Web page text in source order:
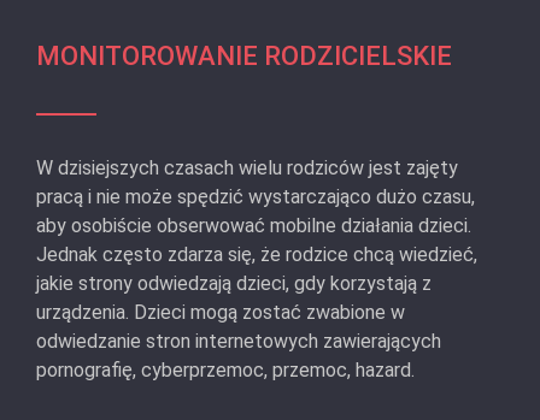
MONITOROWANIE RODZICIELSKIE
W dzisiejszych czasach wielu rodziców jest zajęty
pracą i nie może spędzić wystarczająco dużo czasu,
aby osobiście obserwować mobilne działania dzieci.
Jednak często zdarza się, że rodzice chcą wiedzieć,
jakie strony odwiedzają dzieci, gdy korzystają z
urządzenia. Dzieci mogą zostać zwabione w
odwiedzanie stron internetowych zawierających
pornografię, cyberprzemoc, przemoc, hazard.